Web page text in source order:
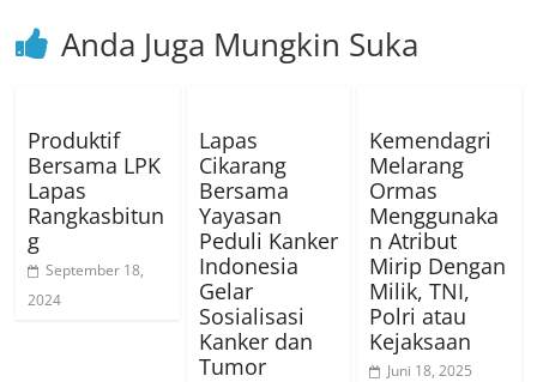
Anda Juga Mungkin Suka
Produktif
Bersama LPK
Lapas
Rangkasbitun
g
September 18,
2024
Lapas
Cikarang
Bersama
Yayasan
Peduli Kanker
Indonesia
Gelar
Sosialisasi
Kanker dan
Tumor
Kemendagri
Melarang
Ormas
Menggunaka
n Atribut
Mirip Dengan
Milik, TNI,
Polri atau
Kejaksaan
Juni 18, 2025